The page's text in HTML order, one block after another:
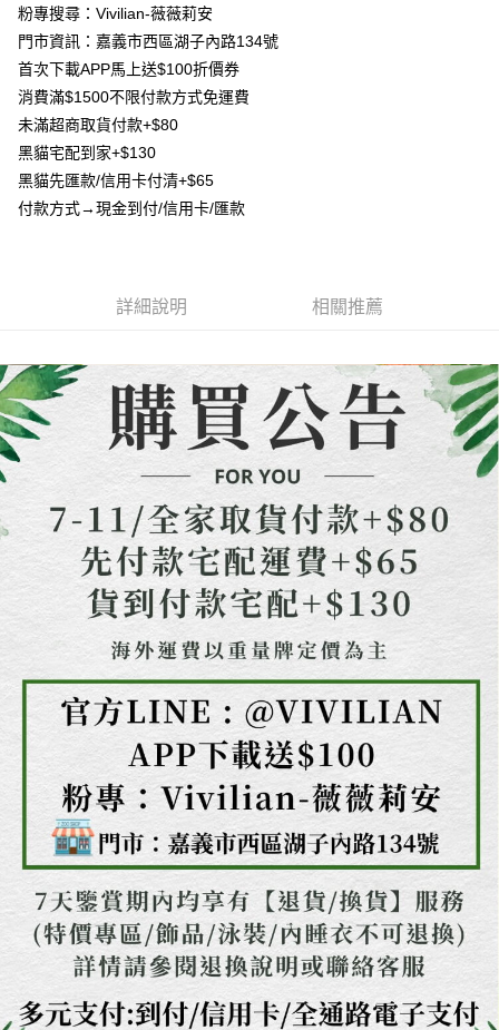
大哥付你分期
相關說明
【大哥付你分期使用說明】
2.付款方式選擇「大哥付你分期」，訂單成立後會自動跳轉到大哥付的交易
流程，驗證手機門號後，選擇欲分期的期數、繳款截止日，確認付款後即完
成交易。
3.實際核准額度、可分期數及費用金額請依後續交易確認頁面所載為準。
4.訂單成立30分鐘內，如未前往確認交易或遇審核未通過，訂單將自動取
消。如遇「轉專審核」未通過狀況，表示未達大哥付你分期系統評分，恕無
2.透過簡訊連結打開帳單後，可選擇「超商條碼／台灣大直營門市／銀行轉
【注意事項】
1.本服務係由「台灣大哥大股份有限公司」（以下簡稱本公司）所提供，讓
用戶於交易時，得透過本服務購買商品或服務，並由商店將買賣／分期付款
買賣價金債權讓與本公司後，依約使用本公司帳單繳交帳款。
2.基於同意付款使用「大哥付你分期」之契約關係目的，商店將以您的個人
資料（包含姓名、電話或地址）提供予台灣大哥大進項蒐集、處理及利用，
由本公司與您本人進行分期帳單所需資料之確認、核對及更正。
3.完整用戶服務條款，請詳閱以下連結：https://oppay.tw/userRule
AFTEE先享後付
相關說明
【關於「AFTEE先享後付」】
AFTEE先享後付是「在收到商品之後才付款」的支付方式。 讓您購物簡單
便利好安心！
１．簡單：不需註冊會員、不需綁卡、不需儲值。
２．便利：只要手機號碼，簡訊認證，即可結帳。
結帳頁面，進行簡訊認證並確認金額後，即可完成結帳。
ATM／網路銀行／等多元方式進行付款，方視為交易完成。
※ 請注意：結帳手續完成當下不需立刻繳費，但若您需要取消訂單，請聯絡
購買商品的店家。未經商家同意取消之訂單仍視為有效，需透過AFTEE先享
後付繳納相關費用。
※ 交易是否成功請以「AFTEE先享後付 」之結帳頁面顯示為準，若有關於
是否繳費成功／繳費後需取消欲退款等相關疑問，請聯繫「AFTEE先享後付
客戶支援中心」
【注意事項】
１．透過由恩沛科技股份有限公司提供之「AFTEE先享後付」服務完成之交
易，需依本服務之必要範圍內提供個人資料，並將交易相關給付款項請求債
權轉讓予恩沛科技股份有限公司。
２．關於個人資料處理事宜，請瀏覽以下網址：
https://aftee.tw/terms/#terms3
３．未成年的使用者請事先徵得法定代理人或監護人之同意方可使用
「AFTEE先享後付」，若未經同意申辦者引起之損失，本公司不負相關責
任。
４．使用「AFTEE先享後付」時，將依據個別帳號之用戶狀況，依本公司即
時審查核予不同之上限額度；若仍有額度不足之情形，本公司將視審查結果
請求用戶進行身份認證。
５．嚴禁一人註冊多個帳號或使用他人資訊註冊。若發現惡意使用之情形，
恩沛科技股份有限公司將有權停止該用戶之使用額度並採取法律行動。
ATM付款
貨到付款
每筆NT$80，滿NT$1,500(含以上)免運費
每筆NT$80，滿NT$1,500(含以上)免運費
先付款宅配到府
每筆NT$65，滿NT$1,500(含以上)免運費
每筆NT$130，滿NT$1,500(含以上)免運費
海外配送 查看運費
粉專搜尋：Vivilian-薇薇莉安
門市資訊：嘉義市西區湖子內路134號
首次下載APP馬上送$100折價券
消費滿$1500不限付款方式免運費
未滿超商取貨付款+$80
黑貓宅配到家+$130
黑貓先匯款/信用卡付清+$65
付款方式→現金到付/信用卡/匯款
詳細說明 相關推薦